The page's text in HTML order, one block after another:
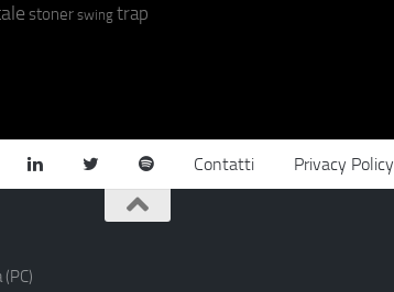
stoner swing trap
Contatti Privacy Policy